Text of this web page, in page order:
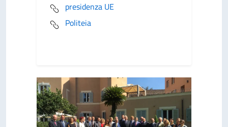
presidenza UE
Politeia